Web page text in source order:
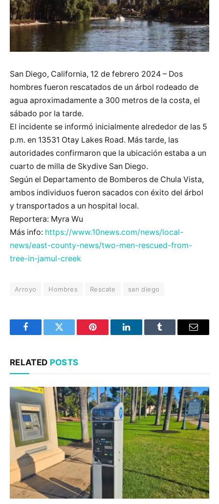
San Diego, California, 12 de febrero 2024 – Dos
hombres fueron rescatados de un árbol rodeado de
agua aproximadamente a 300 metros de la costa, el
sábado por la tarde.
El incidente se informó inicialmente alrededor de las 5
p.m. en 13531 Otay Lakes Road. Más tarde, las
autoridades confirmaron que la ubicación estaba a un
cuarto de milla de Skydive San Diego.
Según el Departamento de Bomberos de Chula Vista,
ambos individuos fueron sacados con éxito del árbol
y transportados a un hospital local.
Reportera: Myra Wu
Más info: https://www.10news.com/news/local-
news/east-county-news/two-men-rescued-from-
tree-in-jamul-creek
Arroyo Hombres Rescate san diego
FacebookTwitter Pinterest LinkedInTumblr Email
RELATED POSTS